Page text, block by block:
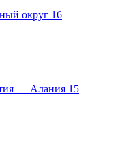
округ 16
— Алания 15